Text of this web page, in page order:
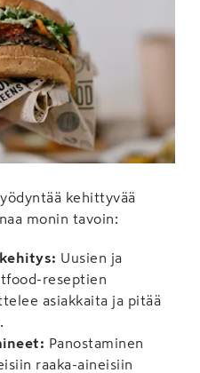
kehittyvää
monin tavoin:
Uusien ja
reseptien
asiakkaita ja pitää
Panostaminen
raaka-aineisiin